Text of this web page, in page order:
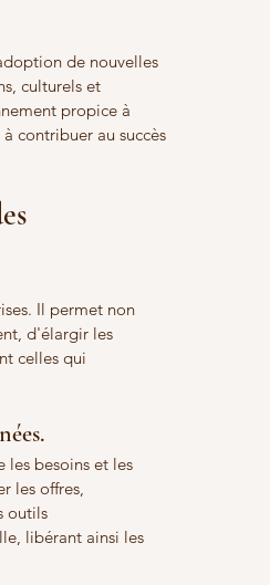
de nouvelles
culturels et
propice à
contribuer au succès
Il permet non
d'élargir les
celles qui
les besoins et les
les offres,
outils
libérant ainsi les